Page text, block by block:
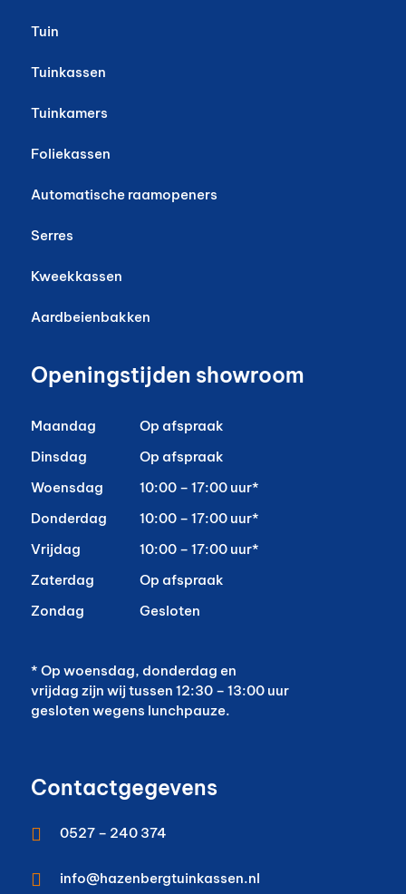
Tuin
Tuinkassen
Tuinkamers
Foliekassen
Automatische raamopeners
Serres
Kweekkassen
Aardbeienbakken
Openingstijden showroom
Maandag
Op afspraak
Dinsdag
Op afspraak
Woensdag
10:00 – 17:00 uur*
Donderdag
10:00 – 17:00 uur*
Vrijdag
10:00 – 17:00 uur*
Zaterdag
Op afspraak
Zondag
Gesloten
* Op woensdag, donderdag en
vrijdag zijn wij tussen 12:30 – 13:00 uur
gesloten wegens lunchpauze.
Contactgegevens
 0527 – 240 374
 info@hazenbergtuinkassen.nl